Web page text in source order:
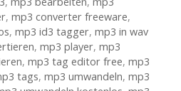
, mp3 converter freeware,
, mp3 id3 tagger, mp3 in wav
, mp3 player, mp3
, mp3 tag editor free, mp3
tags, mp3 umwandeln, mp3